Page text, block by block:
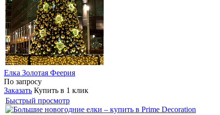
Елка Золотая Феерия
По запросу
Заказать Купить в 1 клик
Быстрый просмотр